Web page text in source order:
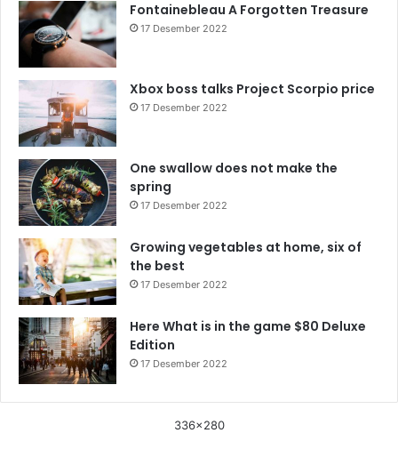
Fontainebleau A Forgotten Treasure
17 Desember 2022
Xbox boss talks Project Scorpio price
17 Desember 2022
One swallow does not make the
spring
17 Desember 2022
Growing vegetables at home, six of
the best
17 Desember 2022
Here What is in the game $80 Deluxe
Edition
17 Desember 2022
336x280